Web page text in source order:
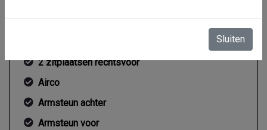
2 zitplaatsen rechtsvoor
Airco
Armsteun achter
Armsteun voor
Sluiten